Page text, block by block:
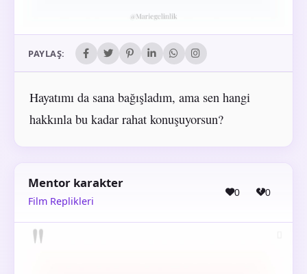
PAYLAŞ:
Hayatımı da sana bağışladım, ama sen hangi
hakkınla bu kadar rahat konuşuyorsun?
Mentor karakter
Film Replikleri
0 0